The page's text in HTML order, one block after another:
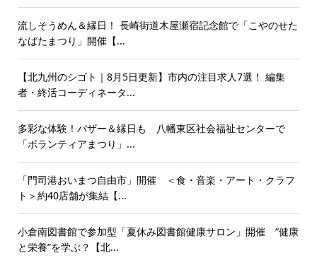
流しそうめん＆縁日！ 長崎街道木屋瀬宿記念館で「こやのせた
なばたまつり」開催【...
【北九州のシゴト｜8月5日更新】市内の注目求人7選！ 編集
者・終活コーディネータ...
多彩な体験！バザー＆縁日も 八幡東区社会福祉センターで
「ボランティアまつり」...
「門司港おいまつ自由市」開催 ＜食・音楽・アート・クラフ
ト＞約40店舗が集結【...
小倉南図書館で参加型「夏休み図書館健康サロン」開催 “健康
と栄養”を学ぶ？【北...